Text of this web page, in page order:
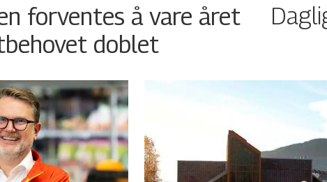
forventes å vare året
doblet